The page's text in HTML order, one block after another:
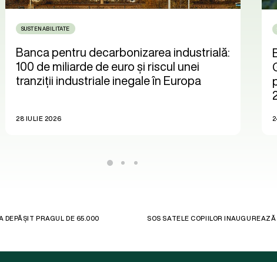
SUSTENABILITATE
Banca pentru decarbonizarea industrială:
100 de miliarde de euro și riscul unei
tranziții industriale inegale în Europa
28 IULIE 2026
DEPĂȘIT PRAGUL DE 65.000
SOS SATELE COPIILOR